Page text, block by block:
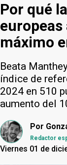
Por qué
máximo
Beata
índice de
2024 en 510
aumento del
Por
Redactor
Viernes 01 de